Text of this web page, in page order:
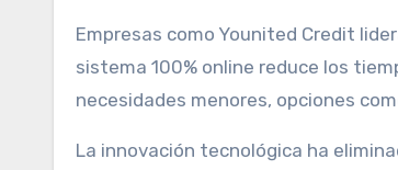
Empresas como Younited Credit
sistema 100% online reduce los
necesidades menores, opciones
La innovación tecnológica ha